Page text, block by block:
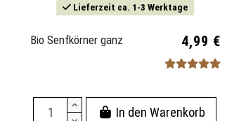
Lieferzeit ca. 1-3 Werktage
Bio Senfkörner ganz 4,99 €
In den Warenkorb